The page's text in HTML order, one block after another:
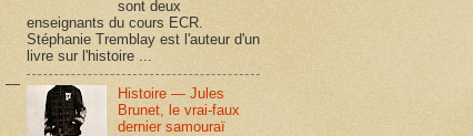
sont deux
enseignants du cours ECR.
Stéphanie Tremblay est l'auteur d'un
livre sur l'histoire ...
Histoire — Jules
Brunet, le vrai-faux
dernier samouraï